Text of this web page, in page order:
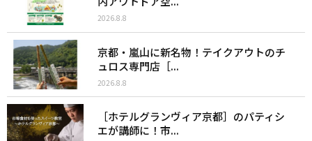
2026.8.8
京都・嵐山に新名物！テイクアウトのチ
ュロス専門店［...
2026.8.8
［ホテルグランヴィア京都］のパティシ
エが講師に！市...